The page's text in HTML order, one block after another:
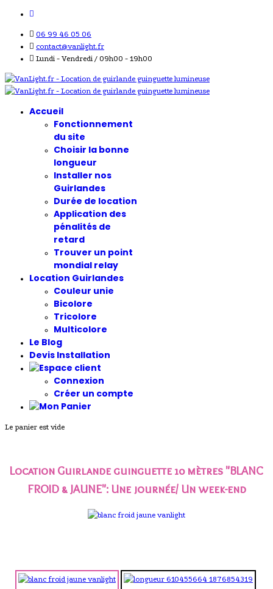
06 99 46 05 06
contact@vanlight.fr
Lundi - Vendredi / 09h00 - 19h00
Accueil
Fonctionnement
du site
Choisir la bonne
longueur
Installer nos
Guirlandes
Durée de location
Application des
pénalités de
retard
Trouver un point
mondial relay
Location Guirlandes
Couleur unie
Bicolore
Tricolore
Multicolore
Le Blog
Devis Installation
Connexion
Créer un compte
Le panier est vide
Location Guirlande guinguette 10 mètres "BLANC
FROID & JAUNE": Une journée/ Un week-end